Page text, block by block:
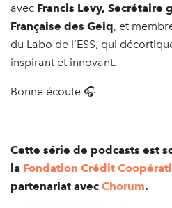
avec Francis Levy, Secrétaire
Française des Geiq, et
du Labo de l’ESS, qui
inspirant et innovant.
Bonne écoute 🎧
Cette série de podcasts est
la Fondation Crédit
partenariat avec Chorum.